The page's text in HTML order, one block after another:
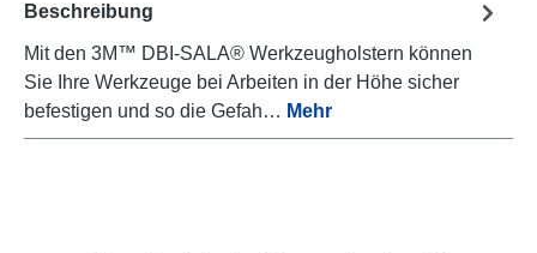
Beschreibung
Mit den 3M™ DBI-SALA® Werkzeugholstern können
Sie Ihre Werkzeuge bei Arbeiten in der Höhe sicher
befestigen und so die Gefah… Mehr